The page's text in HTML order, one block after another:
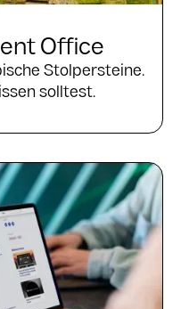
Office
Stolpersteine.
solltest.